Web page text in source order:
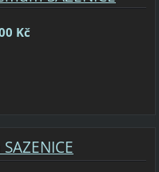
Kč